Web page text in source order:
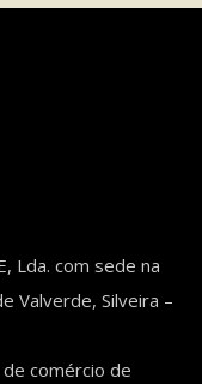
Lda. com sede na
Valverde, Silveira –
comércio de